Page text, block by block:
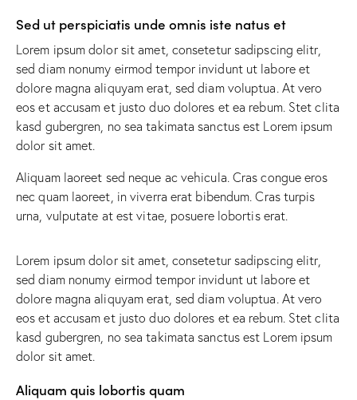
Sed ut perspiciatis unde omnis iste natus et
Lorem ipsum dolor sit amet, consetetur sadipscing elitr,
sed diam nonumy eirmod tempor invidunt ut labore et
dolore magna aliquyam erat, sed diam voluptua. At vero
eos et accusam et justo duo dolores et ea rebum. Stet clita
kasd gubergren, no sea takimata sanctus est Lorem ipsum
dolor sit amet.
Aliquam laoreet sed neque ac vehicula. Cras congue eros
nec quam laoreet, in viverra erat bibendum. Cras turpis
urna, vulputate at est vitae, posuere lobortis erat.
Lorem ipsum dolor sit amet, consetetur sadipscing elitr,
sed diam nonumy eirmod tempor invidunt ut labore et
dolore magna aliquyam erat, sed diam voluptua. At vero
eos et accusam et justo duo dolores et ea rebum. Stet clita
kasd gubergren, no sea takimata sanctus est Lorem ipsum
dolor sit amet.
Aliquam quis lobortis quam